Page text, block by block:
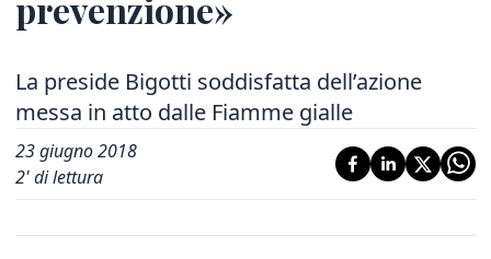
La preside Bigotti soddisfatta dell’azione
messa in atto dalle Fiamme gialle
23 giugno 2018
2' di lettura